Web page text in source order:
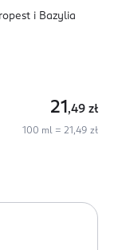
i Bazylia
21 ,49 zł
100 ml = 21,49 zł